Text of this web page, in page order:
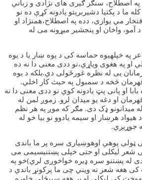
اصطلاح، سنګر ګیری های نژادی و زباني
ما د پکتیا دشیربریتو یادونه کړې ده نو
مي یوازی، دده په اصطلاح،همنژاد او
واخان او پنجشیر میړونه می له
په خپلهیوه حماسه کی د یوه ښار یا د یوه
او په هغوی ویاړي،نو ددی معنی دا نه ده
یی له نظره غورځولی دي.بلکه د یوه
قهرمان څخه د سمبول په حیث کار اخلي.
او پانی پټ یادونه کوي نو ددی معنی دا نه
او دغه یو میدان لرو. زموږ لمن له
له میدانونو ډک دی. مګر که موږ په هر نظم
هرښار او سیمه یادوو نو بیا خو له
جوړیږي.
ټولی پوهي اوهوښیاری سره پر ما باندی
شعر لیکلی او حتی خپلی پښتنیسیمی می
له پښتنو سره ډیره خواخوږی لري)خو په
هغه شعر نه ویني چی ما پرکونړ باندي د